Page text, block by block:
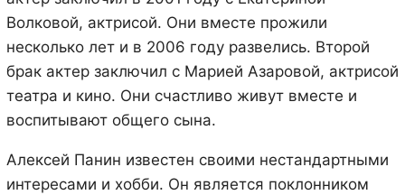
Волковой, актрисой. Они вместе прожили
несколько лет и в 2006 году развелись. Второй
брак актер заключил с Марией Азаровой, актрисой
театра и кино. Они счастливо живут вместе и
воспитывают общего сына.
Алексей Панин известен своими нестандартными
интересами и хобби. Он является поклонником